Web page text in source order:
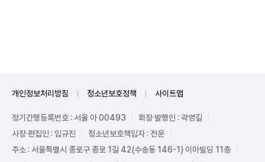
개인정보처리방침 청소년보호정책 사이트맵
정기간행등록번호 : 서울 아 00493
회장·발행인 : 곽영길
사장·편집인 : 임규진
청소년보호책임자 : 전운
주소 : 서울특별시 종로구 종로 1길 42(수송동 146-1) 이마빌딩 11층